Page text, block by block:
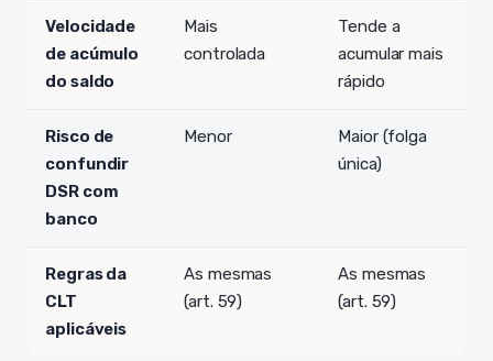
Velocidade
de acúmulo
do saldo
Mais
controlada
Tende a
acumular mais
rápido
Risco de
confundir
DSR com
banco
Menor
Maior (folga
única)
Regras da
CLT
aplicáveis
As mesmas
(art. 59)
As mesmas
(art. 59)